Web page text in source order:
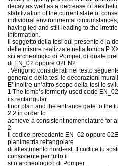
decay as well as a decrease of
stabilization of the current state of
individual environmental
having led and still leading to the
information.
Il soggetto della tesi qui presente è la
delle misure realizzate nella tomba P
siti archeologici di Pompei, di quale
di EN_02 oppure 02EN2
. Vengono considerati nel testo
generale della tesi le decorazioni
E’ inoltre un’altro scopo della tesi lo
1 The tomb’s formerly used code
its rectangular
floor plan and the entrance gate to the
2 2 in order to
achieve a consistent nomenclature for
2
Il codice precedente EN_02 oppure
planimetria rettangolare
di allestimento nord-est. Il codice fu
consistente per tutto il
sito archeologico di Pompei.